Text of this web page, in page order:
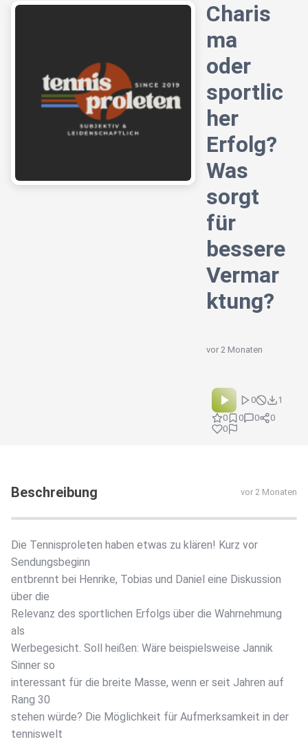
Charis
ma
oder
sportlic
her
Erfolg?
Was
sorgt
für
bessere
Vermar
ktung?
vor 2 Monaten
0
1
0
0 0
0
0
Beschreibung vor 2 Monaten
Die Tennisproleten haben etwas zu klären! Kurz vor
Sendungsbeginn
entbrennt bei Henrike, Tobias und Daniel eine Diskussion
über die
Relevanz des sportlichen Erfolgs über die Wahrnehmung
als
Werbegesicht. Soll heißen: Wäre beispielsweise Jannik
Sinner so
interessant für die breite Masse, wenn er seit Jahren auf
Rang 30
stehen würde? Die Möglichkeit für Aufmerksamkeit in der
tenniswelt